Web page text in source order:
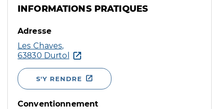
INFORMATIONS PRATIQUES
Adresse
Les Chaves,
63830 Durtol
S'Y RENDRE
Conventionnement